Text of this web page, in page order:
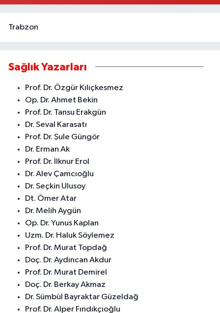
Trabzon
Sağlık Yazarları
Prof. Dr. Özgür Kılıçkesmez
Op. Dr. Ahmet Bekin
Prof. Dr. Tansu Erakgün
Dr. Seval Karasatı
Prof. Dr. Şule Güngör
Dr. Erman Ak
Prof. Dr. İlknur Erol
Dr. Alev Çamcıoğlu
Dr. Seçkin Ulusoy
Dt. Ömer Atar
Dr. Melih Aygün
Op. Dr. Yunus Kaplan
Uzm. Dr. Haluk Söylemez
Prof. Dr. Murat Topdağ
Doç. Dr. Aydıncan Akdur
Prof. Dr. Murat Demirel
Doç. Dr. Berkay Akmaz
Dr. Sümbül Bayraktar Güzeldağ
Prof. Dr. Alper Fındıkçıoğlu